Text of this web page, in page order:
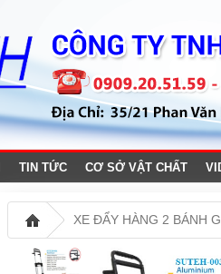
TIN TỨC CƠ SỞ VẬT CHẤT
XE ĐẨY HÀNG 2 BÁNH